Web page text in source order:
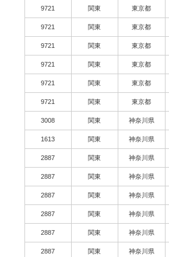
9721 関東 東京都
9721 関東 東京都
9721 関東 東京都
9721 関東 東京都
9721 関東 東京都
9721 関東 東京都
3008 関東 神奈川県
1613 関東 神奈川県
2887 関東 神奈川県
2887 関東 神奈川県
2887 関東 神奈川県
2887 関東 神奈川県
2887 関東 神奈川県
2887 関東 神奈川県